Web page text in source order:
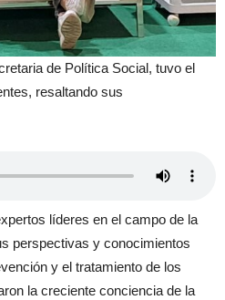
de Política Social, tuvo el
resaltando sus
líderes en el campo de la
perspectivas y conocimientos
y el tratamiento de los
la creciente conciencia de la